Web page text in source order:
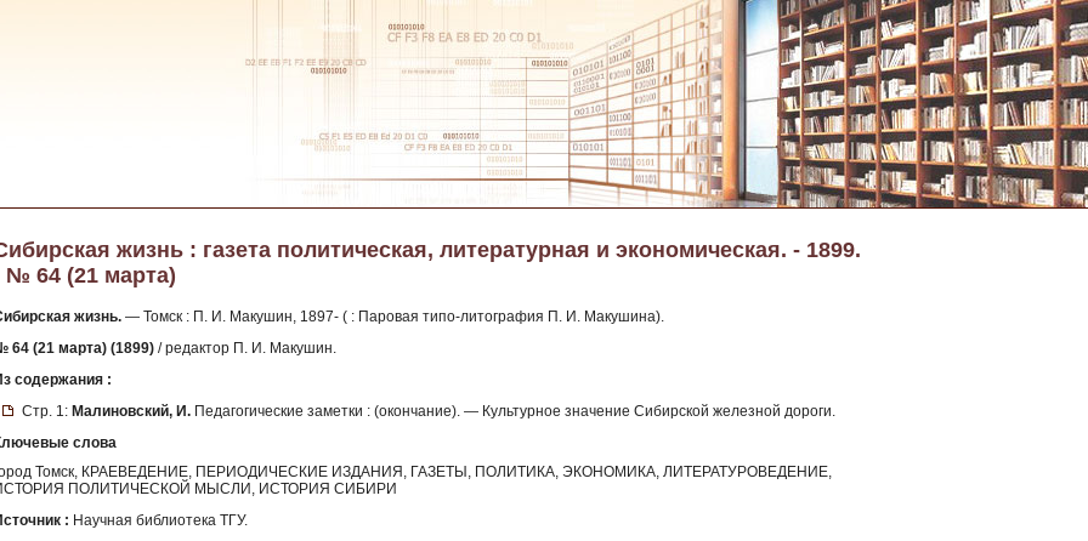
жизнь : газета политическая, литературная и экономическая. - 1899.
№ 64 (21 марта)
жизнь. — Томск : П. И. Макушин, 1897- ( : Паровая типо-литография П. И. Макушина).
64 (21 марта) (1899) / редактор П. И. Макушин.
содержания :
Стр. 1: Малиновский, И. Педагогические заметки : (окончание). — Культурное значение Сибирской железной дороги.
слова
Томск, КРАЕВЕДЕНИЕ, ПЕРИОДИЧЕСКИЕ ИЗДАНИЯ, ГАЗЕТЫ, ПОЛИТИКА, ЭКОНОМИКА, ЛИТЕРАТУРОВЕДЕНИЕ,
ПОЛИТИЧЕСКОЙ МЫСЛИ, ИСТОРИЯ СИБИРИ
: Научная библиотека ТГУ.